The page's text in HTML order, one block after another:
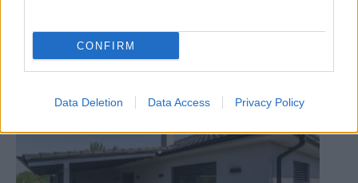
CONFIRM
Data Deletion Data Access Privacy Policy
HELUZ bude vystavovať na veľtrhu Coneco